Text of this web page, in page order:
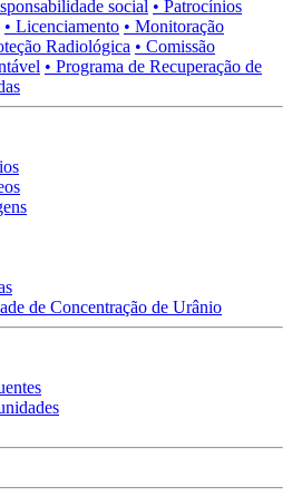
social • Patrocínios
• Licenciamento • Monitoração
Radiológica • Comissão
• Programa de Recuperação de
de Concentração de Urânio